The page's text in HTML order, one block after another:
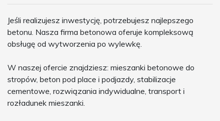
Jeśli realizujesz inwestycję, potrzebujesz najlepszego
betonu. Nasza firma betonowa oferuje kompleksową
obsługę od wytworzenia po wylewkę.
W naszej ofercie znajdziesz: mieszanki betonowe do
stropów, beton pod place i podjazdy, stabilizacje
cementowe, rozwiązania indywidualne, transport i
rozładunek mieszanki.